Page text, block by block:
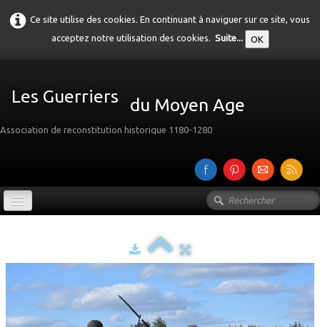
Ce site utilise des cookies. En continuant à naviguer sur ce site, vous
acceptez notre utilisation des cookies. Suite... OK
Les Guerriers du Moyen Age
Association de reconstitution historique 1180-1280
Galerie
Le costume